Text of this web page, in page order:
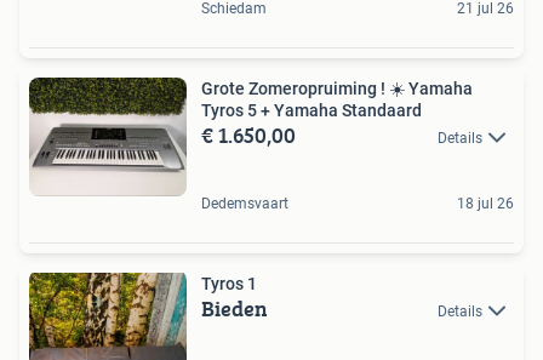
Schiedam 21 jul 26
Grote Zomeropruiming ! ☀️ Yamaha
Tyros 5 + Yamaha Standaard
€ 1.650,00 Details
Dedemsvaart 18 jul 26
Tyros 1
Bieden Details